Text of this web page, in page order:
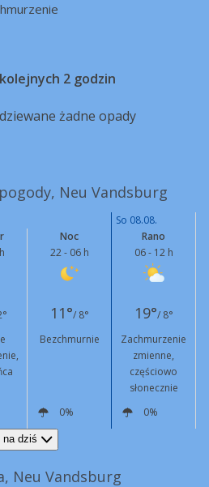
2 godzin
żadne opady
Neu Vandsburg
So 08.08.
Noc
22 - 06 h
Rano
06 - 12 h
11°/ 8° 19°/ 8°
Bezchmurnie
Zachmurzenie
zmienne,
częściowo
słonecznie
0%
0%
na dziś
Neu Vandsburg